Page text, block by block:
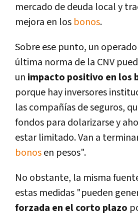
mercado de deuda local y
mejora en los bonos.
Sobre ese punto, un
última norma de la CNV
un impacto positivo en los
porque hay inversores
las compañías de seguros,
fondos para dolarizarse y
estar limitado. Van a
bonosen pesos".
No obstante, la misma
estas medidas "pueden
forzada en el corto plazo